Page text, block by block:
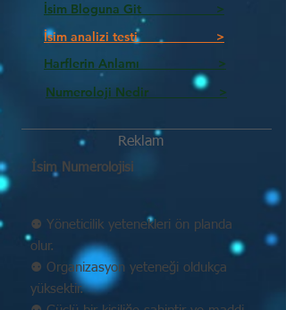
İsim Bloguna Git >
İsim analizi testi >
Harflerin Anlamı >
Numeroloji Nedir_________ >
Reklam
İsim Numerolojisi
⚉ Yöneticilik yetenekleri ön planda
olur.
⚉ Organizasyon yeteneği oldukça
yüksektir.